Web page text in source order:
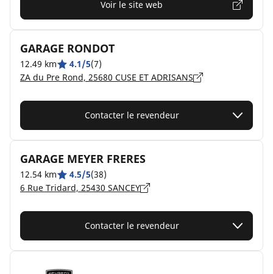
Voir le site web
GARAGE RONDOT
12.49 km 4.1/5(7)
ZA du Pre Rond, 25680 CUSE ET ADRISANS
Contacter le revendeur
GARAGE MEYER FRERES
12.54 km 4.5/5(38)
6 Rue Tridard, 25430 SANCEY
Contacter le revendeur